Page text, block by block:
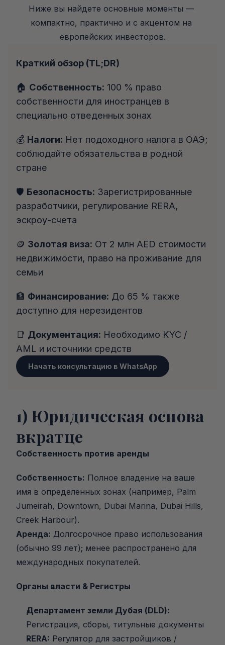
Ниже вы найдете основные моменты —
компактно, практично и с акцентом на
европейских инвесторов.
Краткий обзор (TL;DR)
🏠 Собственность: 100 % право
собственности для иностранцев в
специально отведенных зонах
💰 Налоги: Нет подоходного налога в ОАЭ;
соблюдайте обязательства в родной
стране
🛡️ Безопасность: Зарегистрированные
разработчики, регулирование RERA,
эскроу-счета
🪙 Золотая виза: От 2 млн AED стоимости
недвижимости, право на проживание для
семьи
🏦 Финансирование: До 65 % также
доступно для нерезидентов
📑 Документация: Необходимо KYC /
AML и источники средств
Начать консультацию в WhatsApp
1) Юридическая основа
вкратце
Собственность против аренды
Собственность: Полное владение на ваше
имя в определенных зонах (например, Palm
Jumeirah, Downtown, Dubai Marina, Dubai Hills,
Creek Harbour).
Аренда: Долгосрочное право использования
(обычно 99 лет); менее распространено для
международных покупателей.
Органы власти & Регистры
Департамент земли Дубая (DLD):
Регистрация, сборы, титульные документы
RERA: Регулятор для застройщиков /